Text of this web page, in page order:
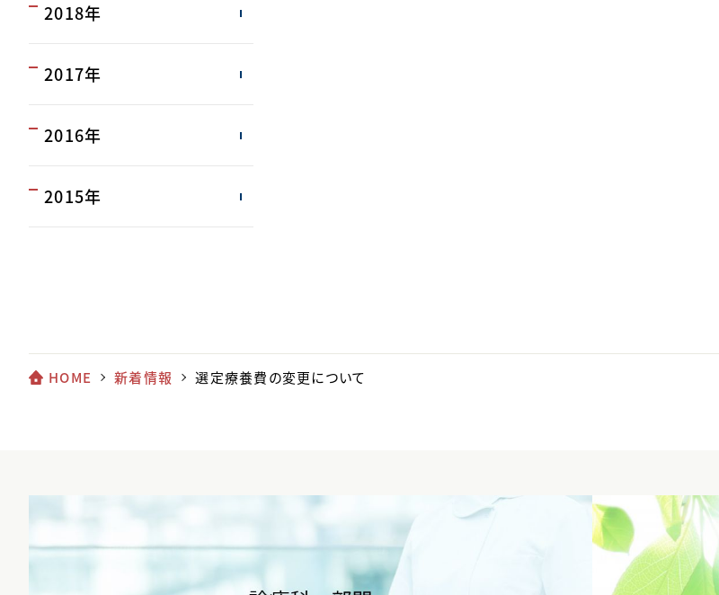
2018年
2017年
2016年
2015年
HOME 新着情報 選定療養費の変更について